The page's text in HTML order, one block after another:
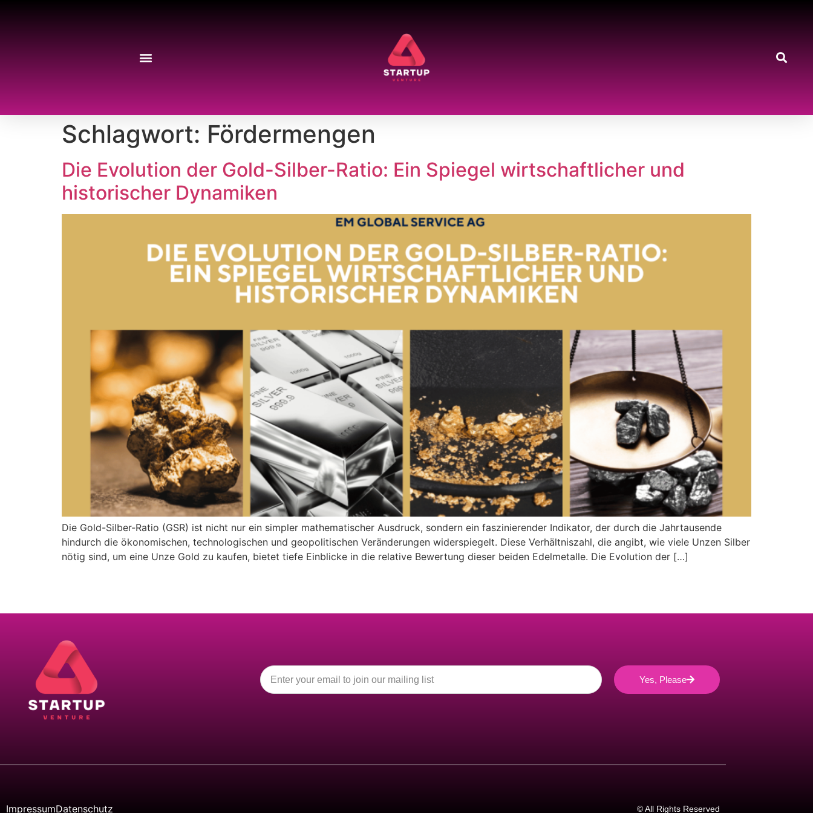
Schlagwort: Fördermengen
Die Evolution der Gold-Silber-Ratio: Ein Spiegel wirtschaftlicher und
historischer Dynamiken
Die Gold-Silber-Ratio (GSR) ist nicht nur ein simpler mathematischer Ausdruck, sondern ein faszinierender Indikator, der durch die Jahrtausende
hindurch die ökonomischen, technologischen und geopolitischen Veränderungen widerspiegelt. Diese Verhältniszahl, die angibt, wie viele Unzen Silber
nötig sind, um eine Unze Gold zu kaufen, bietet tiefe Einblicke in die relative Bewertung dieser beiden Edelmetalle. Die Evolution der […]
Yes, Please
ImpressumDatenschutz © All Rights Reserved